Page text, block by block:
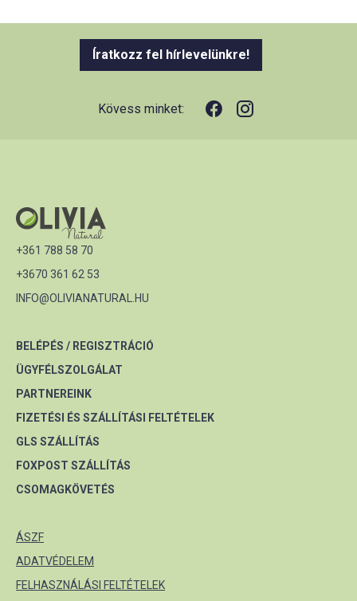
Íratkozz fel hírlevelünkre!
Kövess minket:
+361 788 58 70
+3670 361 62 53
INFO@OLIVIANATURAL.HU
BELÉPÉS / REGISZTRÁCIÓ
ÜGYFÉLSZOLGÁLAT
PARTNEREINK
FIZETÉSI ÉS SZÁLLÍTÁSI FELTÉTELEK
GLS SZÁLLÍTÁS
FOXPOST SZÁLLÍTÁS
CSOMAGKÖVETÉS
ÁSZF
ADATVÉDELEM
FELHASZNÁLÁSI FELTÉTELEK